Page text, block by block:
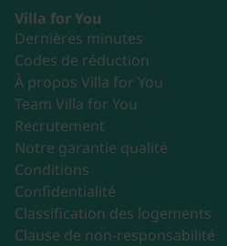
Villa for You
Dernières minutes
Codes de réduction
À propos Villa for You
Team Villa for You
Recrutement
Notre garantie qualité
Conditions
Confidentialité
Classification des logements
Clause de non-responsabilité